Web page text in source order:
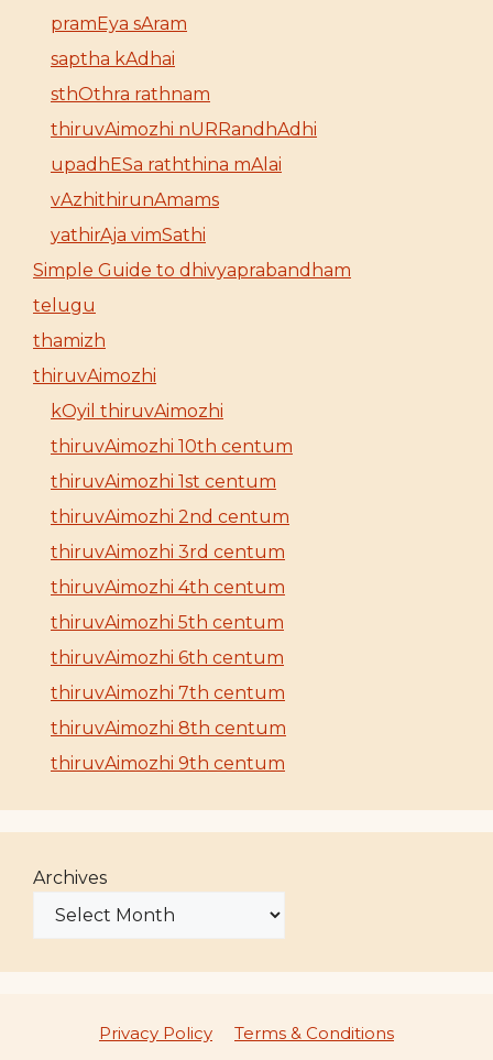
pramEya sAram
saptha kAdhai
sthOthra rathnam
thiruvAimozhi nURRandhAdhi
upadhESa raththina mAlai
vAzhithirunAmams
yathirAja vimSathi
Simple Guide to dhivyaprabandham
telugu
thamizh
thiruvAimozhi
kOyil thiruvAimozhi
thiruvAimozhi 10th centum
thiruvAimozhi 1st centum
thiruvAimozhi 2nd centum
thiruvAimozhi 3rd centum
thiruvAimozhi 4th centum
thiruvAimozhi 5th centum
thiruvAimozhi 6th centum
thiruvAimozhi 7th centum
thiruvAimozhi 8th centum
thiruvAimozhi 9th centum
Archives
Privacy Policy Terms & Conditions